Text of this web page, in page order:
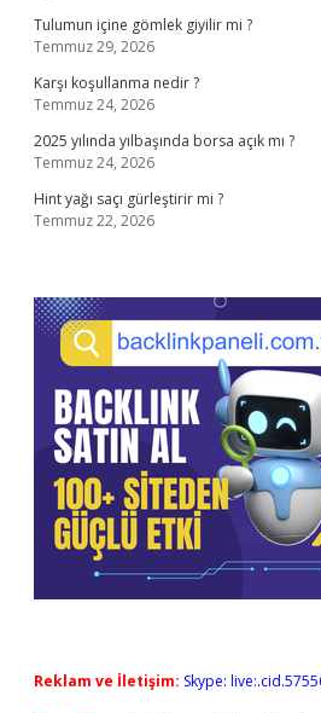
Tulumun içine gömlek giyilir mi ?
Temmuz 29, 2026
Karşı koşullanma nedir ?
Temmuz 24, 2026
2025 yılında yılbaşında borsa açık mı ?
Temmuz 24, 2026
Hint yağı saçı gürleştirir mi ?
Temmuz 22, 2026
Reklam ve İletişim: Skype: